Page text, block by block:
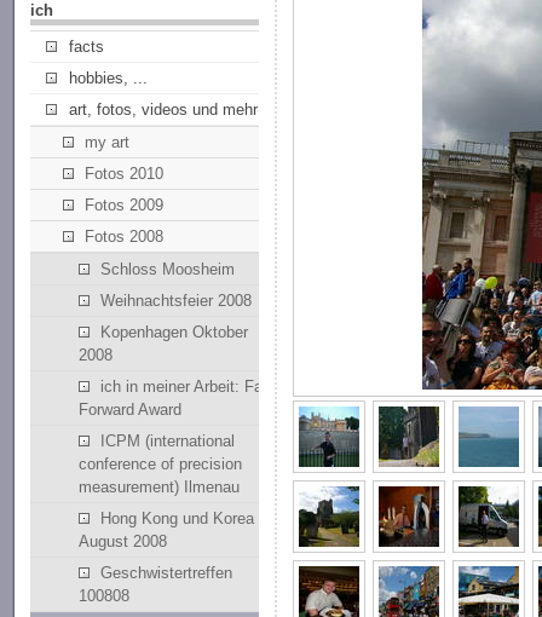
ich
facts
hobbies, ...
art, fotos, videos und mehr
my art
Fotos 2010
Fotos 2009
Fotos 2008
Schloss Moosheim
Weihnachtsfeier 2008
Kopenhagen Oktober
2008
ich in meiner Arbeit: Fast
Forward Award
ICPM (international
conference of precision
measurement) Ilmenau
Hong Kong und Korea
August 2008
Geschwistertreffen
100808